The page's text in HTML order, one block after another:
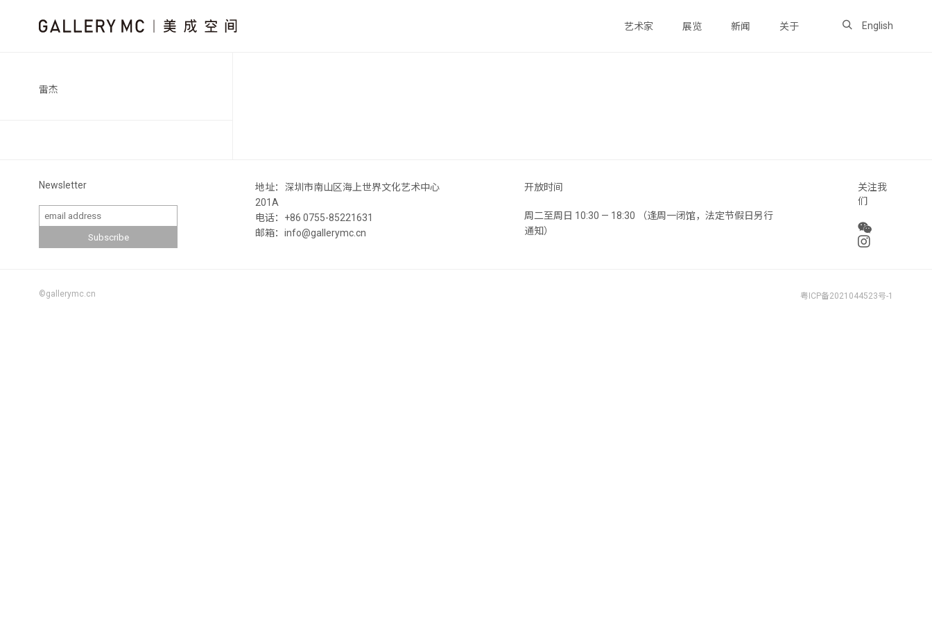
艺术家 展览 新闻 关于 English
雷杰
Newsletter
地址：深圳市南山区海上世界文化艺术中心
201A
电话：+86 0755-85221631
邮箱：info@gallerymc.cn
开放时间
周二至周日 10:30 — 18:30 （逢周一闭馆，法定节假日另行
通知）
关注我
们
©gallerymc.cn 粤ICP备2021044523号-1